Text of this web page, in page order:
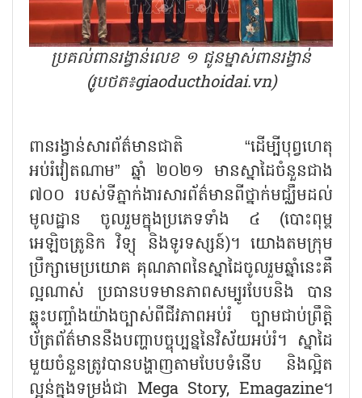
ប្រគល់ពានរង្វាន់លេខ ១ ជូនម្នាស់ពានរង្វាន់
(រូបថត៖giaoducthoidai.vn)
ពានរង្វាន់សារព័ត៌មានជាតិ “ដើម្បីបុព្វហេតុ
អប់រំវៀតណាម” ឆ្នាំ ២០២១ មានស្នាដៃចំនួនជាង
៧០០ របស់ទីភ្នាក់ងារសារព័ត៌មានពីថ្នាក់មជ្ឈឹមដល់
មូលដ្ឋាន ចូលរួមក្នុងប្រភេទទាំង ៤ (បោះពុម្ព
អេឡិចត្រូនិក វិទ្យុ និងទូរទស្សន៍)។ យោងតមក្រុម
ប្រឹក្សាមេប្រយោគ គុណភាពនៃស្នាដៃចូលរួមឆ្នាំនេះគឺ
ល្អណាស់ ប្រធានបទមានភាពសម្បូរបែបនិង បាន
ឆ្លុះបញ្ចាំងយ៉ាងច្បាស់ពីជីវភាពអប់រំ ច្បាមជាប់ព្រឹត្តិ
ប័ត្រព័ត៌មាននឹងបញ្ហាបច្ចុប្បន្ននៃវិស័យអប់រំ។ ស្នាដៃ
មួយចំនួនត្រូវបានបង្ហាញតាមបែបទំនើប និងល្អិត
ល្អន់ក្នុងទម្រង់ជា Mega Story, Emagazine។